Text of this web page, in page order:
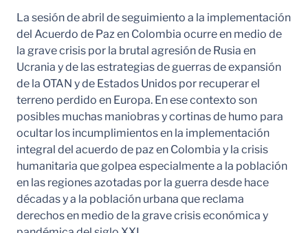
La sesión de abril de seguimiento a la implementación
del Acuerdo de Paz en Colombia ocurre en medio de
la grave crisis por la brutal agresión de Rusia en
Ucrania y de las estrategias de guerras de expansión
de la OTAN y de Estados Unidos por recuperar el
terreno perdido en Europa. En ese contexto son
posibles muchas maniobras y cortinas de humo para
ocultar los incumplimientos en la implementación
integral del acuerdo de paz en Colombia y la crisis
humanitaria que golpea especialmente a la población
en las regiones azotadas por la guerra desde hace
décadas y a la población urbana que reclama
derechos en medio de la grave crisis económica y